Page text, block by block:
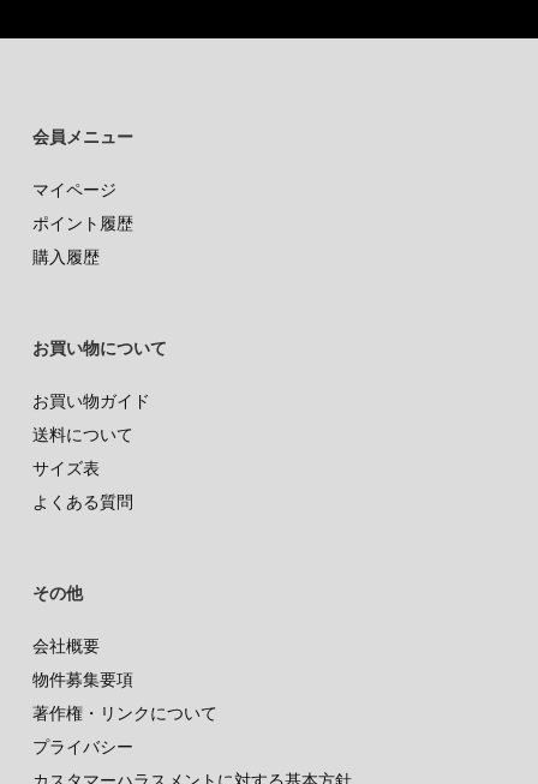
会員メニュー
マイページ
ポイント履歴
購入履歴
お買い物について
お買い物ガイド
送料について
サイズ表
よくある質問
その他
会社概要
物件募集要項
著作権・リンクについて
プライバシー